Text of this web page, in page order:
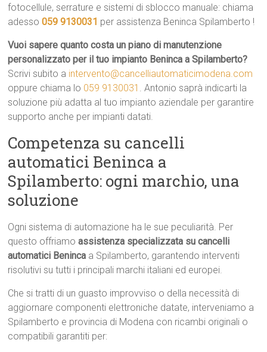
fotocellule, serrature e sistemi di sblocco manuale: chiama
adesso059 9130031 per assistenza Beninca Spilamberto !
Vuoi sapere quanto costa un piano di manutenzione
personalizzato per il tuo impianto Beninca a Spilamberto?
Scrivi subito a intervento@cancelliautomaticimodena.com
oppure chiama lo 059 9130031 . Antonio saprà indicarti la
soluzione più adatta al tuo impianto aziendale per garantire
supporto anche per impianti datati.
Competenza su cancelli
automatici Beninca a
Spilamberto: ogni marchio, una
soluzione
Ogni sistema di automazione ha le sue peculiarità. Per
questo offriamoassistenza specializzata su cancelli
automatici Beninca a Spilamberto, garantendo interventi
risolutivi su tutti i principali marchi italiani ed europei.
Che si tratti di un guasto improvviso o della necessità di
aggiornare componenti elettroniche datate, interveniamo a
Spilamberto e provincia di Modena con ricambi originali o
compatibili garantiti per: